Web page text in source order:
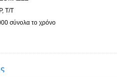
T/T
σύνολα το χρόνο